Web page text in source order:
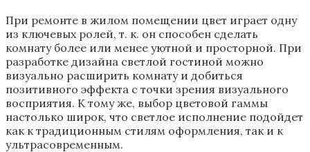
При ремонте в жилом помещении цвет играет одну
из ключевых ролей, т. к. он способен сделать
комнату более или менее уютной и просторной. При
разработке дизайна светлой гостиной можно
визуально расширить комнату и добиться
позитивного эффекта с точки зрения визуального
восприятия. К тому же, выбор цветовой гаммы
настолько широк, что светлое исполнение подойдет
как к традиционным стилям оформления, так и к
ультрасовременным.